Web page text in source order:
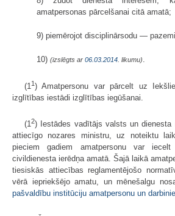
amatpersonas pārcelšanai citā amatā;
9) piemērojot disciplinārsodu —
10) (izslēgts ar 06.03.2014 . likumu)
(11) Amatpersonu var pārcelt uz
izglītības iestādi izglītības iegūšanai.
(12) Iestādes vadītājs valsts un dienesta
attiecīgo nozares ministru, uz noteiktu
pieciem gadiem amatpersonu var
civildienesta ierēdņa amatā. Šajā laikā
tiesiskās attiecības reglamentējošo
vērā iepriekšējo amatu, un mēnešalgu
pašvaldību institūciju amatpersonu un